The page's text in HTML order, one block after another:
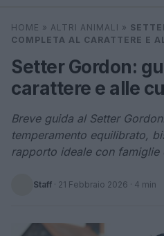
Cerca
HOME » ALTRI ANIMALI »
COMPLETA AL CARATTERE E
Setter Gordon:
carattere e alle
Breve guida al Setter
temperamento equilibrato,
rapporto ideale con famiglie
Staff · 21 Febbraio 2026 · 4 min